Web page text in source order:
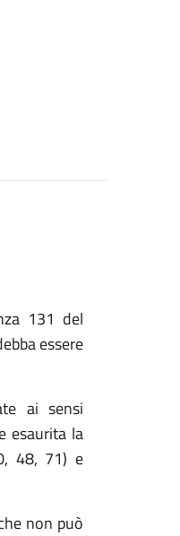
131 del
essere
ai sensi
esaurita la
48, 71) e
non può